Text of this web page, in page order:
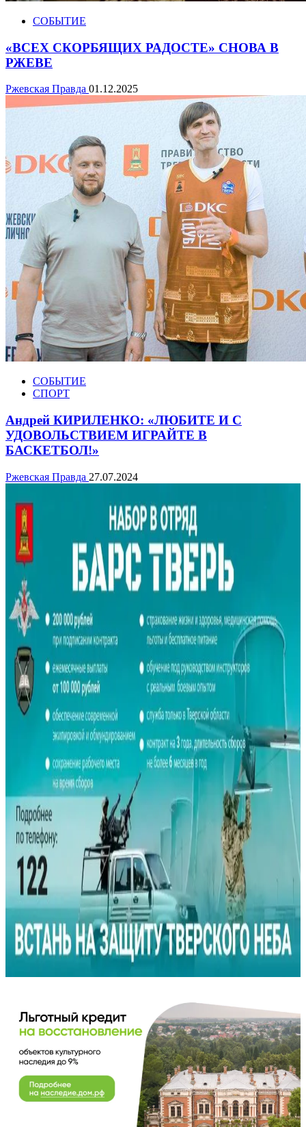
СОБЫТИЕ
«ВСЕХ СКОРБЯЩИХ РАДОСТЕ» СНОВА В
РЖЕВЕ
Ржевская Правда 01.12.2025
СОБЫТИЕ
СПОРТ
Андрей КИРИЛЕНКО: «ЛЮБИТЕ И С
УДОВОЛЬСТВИЕМ ИГРАЙТЕ В
БАСКЕТБОЛ!»
Ржевская Правда 27.07.2024